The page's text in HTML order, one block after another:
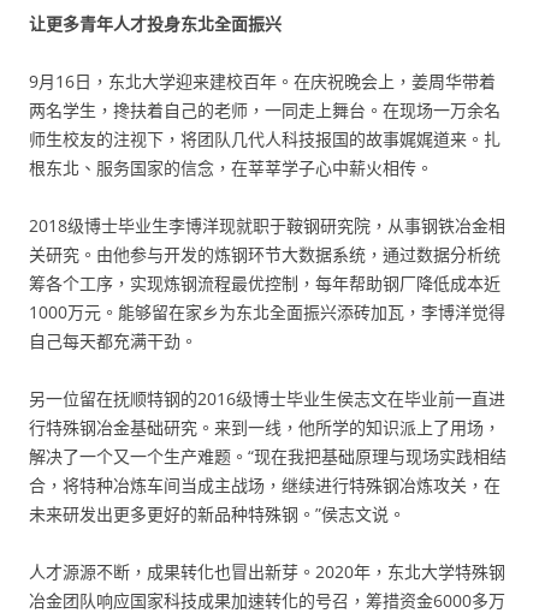
让更多青年人才投身东北全面振兴
9月16日，东北大学迎来建校百年。在庆祝晚会上，姜周华带着
两名学生，搀扶着自己的老师，一同走上舞台。在现场一万余名
师生校友的注视下，将团队几代人科技报国的故事娓娓道来。扎
根东北、服务国家的信念，在莘莘学子心中薪火相传。
2018级博士毕业生李博洋现就职于鞍钢研究院，从事钢铁冶金相
关研究。由他参与开发的炼钢环节大数据系统，通过数据分析统
筹各个工序，实现炼钢流程最优控制，每年帮助钢厂降低成本近
1000万元。能够留在家乡为东北全面振兴添砖加瓦，李博洋觉得
自己每天都充满干劲。
另一位留在抚顺特钢的2016级博士毕业生侯志文在毕业前一直进
行特殊钢冶金基础研究。来到一线，他所学的知识派上了用场，
解决了一个又一个生产难题。“现在我把基础原理与现场实践相结
合，将特种冶炼车间当成主战场，继续进行特殊钢冶炼攻关，在
未来研发出更多更好的新品种特殊钢。”侯志文说。
人才源源不断，成果转化也冒出新芽。2020年，东北大学特殊钢
冶金团队响应国家科技成果加速转化的号召，筹措资金6000多万